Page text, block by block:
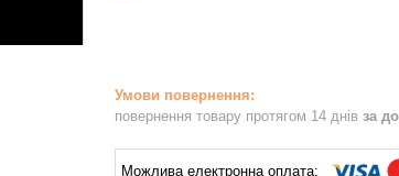
повернення товару протягом 14 днів за